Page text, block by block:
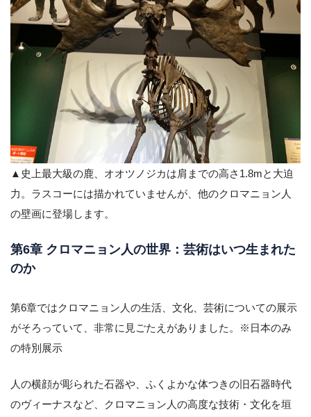
▲史上最大級の鹿、オオツノジカは肩までの高さ1.8mと大迫
力。ラスコーには描かれていませんが、他のクロマニョン人
の壁画に登場します。
第6章 クロマニョン人の世界：芸術はいつ生まれた
のか
第6章ではクロマニョン人の生活、文化、芸術についての展示
がそろっていて、非常に見ごたえがありました。※日本のみ
の特別展示
人の横顔が彫られた石器や、ふくよかな体つきの旧石器時代
のヴィーナスなど、クロマニョン人の高度な技術・文化を垣